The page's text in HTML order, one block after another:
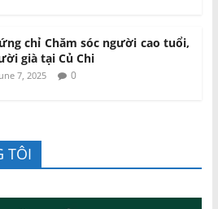
chỉ Chăm sóc người cao tuổi,
già tại Củ Chi
7, 2025 0
TÔI